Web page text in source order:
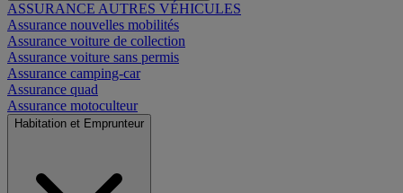
ASSURANCE AUTRES VÉHICULES
Assurance nouvelles mobilités
Assurance voiture de collection
Assurance voiture sans permis
Assurance camping-car
Assurance quad
Assurance motoculteur
Habitation et Emprunteur